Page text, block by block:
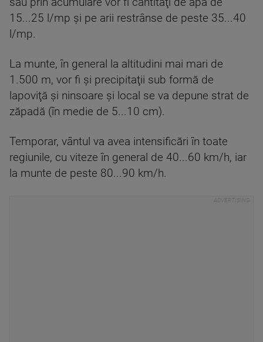
15...25 l/mp şi pe arii restrânse de peste 35...40
l/mp.
La munte, în general la altitudini mai mari de
1.500 m, vor fi şi precipitaţii sub formă de
lapoviţă şi ninsoare şi local se va depune strat de
zăpadă (în medie de 5...10 cm).
Temporar, vântul va avea intensificări în toate
regiunile, cu viteze în general de 40...60 km/h, iar
la munte de peste 80...90 km/h.